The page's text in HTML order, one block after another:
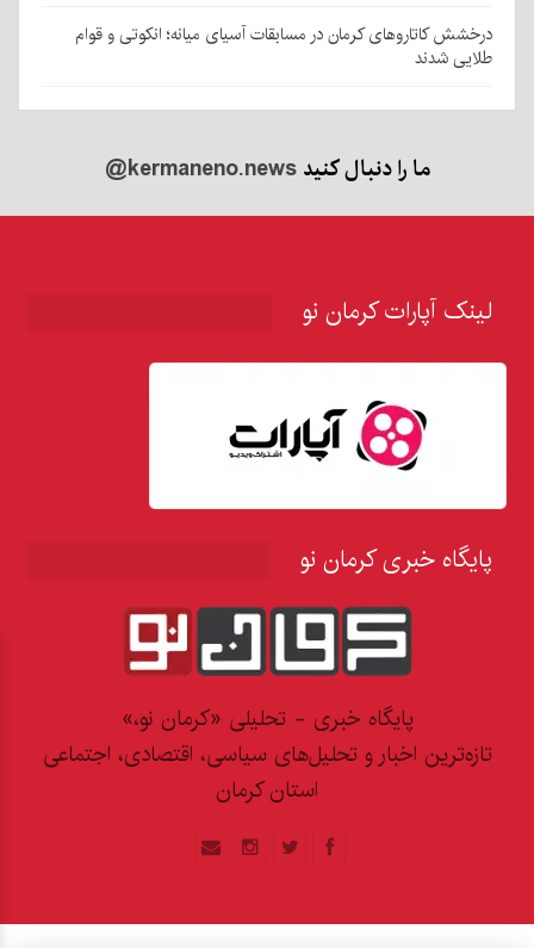
درخشش کاتاروهای کرمان در مسابقات آسیای میانه؛ انکوتی و قوام
طلایی شدند
ما را دنبال کنید@kermaneno.news
لینک آپارات کرمان نو
پایگاه خبری کرمان نو
پایگاه خبری - تحلیلی «کرمان نو،»
تازه‌ترین اخبار و تحلیل‌های سیاسی، اقتصادی، اجتماعی
استان کرمان